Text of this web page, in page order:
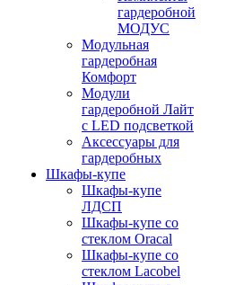
гардеробной
МОДУС
Модульная
гардеробная
Комфорт
Модули
гардеробной Лайт
с LED подсветкой
Аксессуары для
гардеробных
Шкафы-купе
Шкафы-купе
ЛДСП
Шкафы-купе со
стеклом Oracal
Шкафы-купе со
стеклом Lacobel